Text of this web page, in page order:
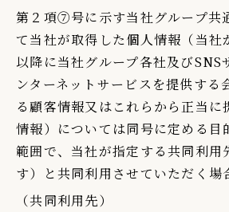
第２項⑦号に示す当社グループ共
て当社が取得した個人情報（当社
以降に当社グループ各社及びSNS
ンターネットサービスを提供する
る顧客情報又はこれらから正当に
情報）については同号に定める目
範囲で、当社が指定する共同利用
す）と共同利用させていただく場
（共同利用先）